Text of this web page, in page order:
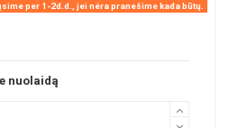
per 1-2d.d., jei nėra pranešime kada būtų.
nuolaidą